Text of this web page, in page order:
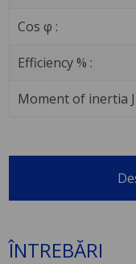
Cos φ :
Efficiency % :
Moment of inertia
ÎNTREBĂRI